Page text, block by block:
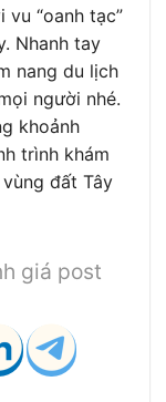
“oanh tạc”
Nhanh tay
nang du lịch
người nhé.
khoảnh
trình khám
đất Tây
giá post